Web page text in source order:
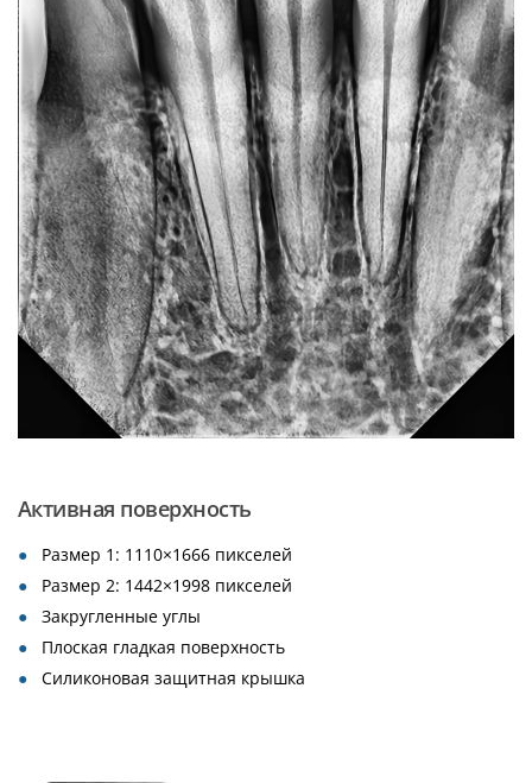
Активная поверхность
Размер 1: 1110×1666 пикселей
Размер 2: 1442×1998 пикселей
Закругленные углы
Плоская гладкая поверхность
Силиконовая защитная крышка